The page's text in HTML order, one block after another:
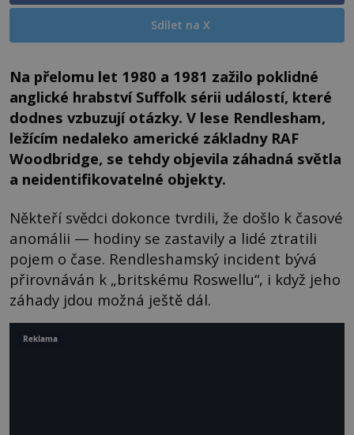
Sdílet na X
Na přelomu let 1980 a 1981 zažilo poklidné
anglické hrabství Suffolk sérii událostí, které
dodnes vzbuzují otázky. V lese Rendlesham,
ležícím nedaleko americké základny RAF
Woodbridge, se tehdy objevila záhadná světla
a neidentifikovatelné objekty.
Někteří svědci dokonce tvrdili, že došlo k časové
anomálii — hodiny se zastavily a lidé ztratili
pojem o čase. Rendleshamský incident bývá
přirovnáván k „britskému Roswellu“, i když jeho
záhady jdou možná ještě dál.
Reklama